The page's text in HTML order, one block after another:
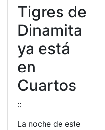
Tigres de
Dinamita
ya está
en
Cuartos
::
La noche de este